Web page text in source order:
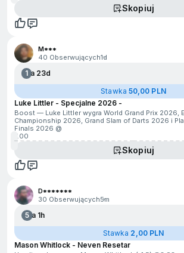
Skopiuj
M***
40 Obserwujących1d
1Za 23d
Stawka 50,00 PLN
Luke Littler - Specjalne 2026 -
Boost — Luke Littler wygra World Grand Prix 2026,
Championship 2026, Grand Slam of Darts 2026 i
Finals 2026 @
7.00
Skopiuj
D*******
30 Obserwujących5m
5Za 1h
Stawka 2,00 PLN
Mason Whitlock - Neven Resetar